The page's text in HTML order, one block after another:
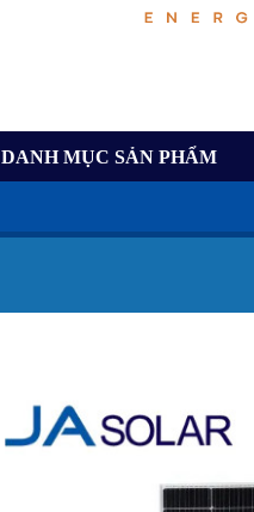
DANH MỤC SẢN PHẨM